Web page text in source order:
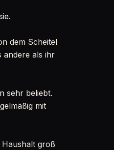
dem Scheitel
andere als ihr
sehr beliebt.
mit
groß